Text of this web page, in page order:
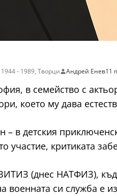
- 1989, Творци Андрей Енев11
в семейство с
което му дава
– в детския
критиката
(днес НАТФИЗ),
военната си служба е